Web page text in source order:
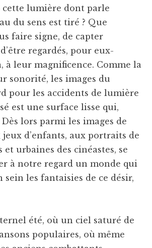
cette lumière dont parle
du sens est tiré ? Que
faire signe, de capter
regardés, pour eux-
à leur magnificence. Comme la
sonorité, les images du
pour les accidents de lumière
est une surface lisse qui,
lors parmi les images de
d’enfants, aux portraits de
urbaines des cinéastes, se
à notre regard un monde qui
les fantaisies de ce désir,
été, où un ciel saturé de
populaires, où même